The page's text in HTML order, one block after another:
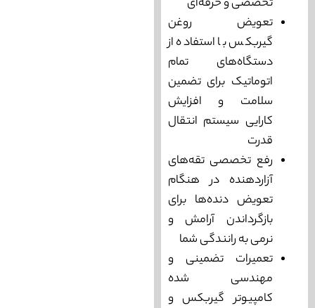
تعویض روغن
گیربکس با استفاده از
دستگاه‌های تمام
اتوماتیک برای تضمین
سلامت و افزایش
کارایی سیستم انتقال
قدرت
رفع تخصصی تقه‌های
آزاردهنده در هنگام
تعویض دنده‌ها برای
بازگرداندن آرامش و
نرمی به رانندگی شما
تعمیرات تضمینی و
مهندسی شده
کامپیوتر گیربکس و